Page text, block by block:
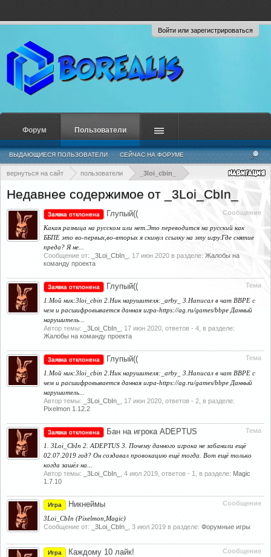
Войти или зарегистрироваться
вернуться на сайт пользователи _3loi_cbin_
Недавнее содержимое от _3Loi_CbIn_
Сообщение
Заявка отклонена Глупый((
Какая разница на русском или нет.Это переводится на русский как
ББПЕ это во-первых,во-вторых я скинул ссылку на эту игру.Где снятие
преда? Я не...
Сообщение от:
_3Loi_CbIn_ 17 июн 2020 в разделе:Жалобы на
команду проекта
Тема
Заявка отклонена Глупый((
1.Мой ник:3loi_cbin 2.Ник нарушителя:_arby_ 3.Написал в чат BBPE с
чем и расшифровывается данная игра-https://ag.ru/games/bbpe Данный
нарушитель...
Автор темы:
_3Loi_CbIn_ 17 июн 2020 , ответов - 4, в разделе:
Жалобы на команду проекта
Тема
Заявка отклонена Глупый((
1.Мой ник:3loi_cbin 2.Ник нарушителя:_arby_ 3.Написал в чат BBPE с
чем и расшифровывается данная игра-https://ag.ru/games/bbpe Данный
нарушитель...
Автор темы:
_3Loi_CbIn_ 17 июн 2020 , ответов - 2, в разделе:
Pixelmon 1.12.2
Тема
Заявка отклонена Бан на игрока ADEPTUS
1. 3Loi_CbIn 2. ADEPTUS 3. Почему данного игрока не забанили ещё
02.07.2019 год? Он создавал провокацию ещё тогда. Вот ещё только
когда зашёл на...
Автор темы:
_3Loi_CbIn_ 4 июл 2019 , ответов - 1, в разделе: Magic
1.7.10
Сообщение
Игра Никнеймы
3Loi_CbIn (Pixelmon,Magic)
Сообщение от:
_3Loi_CbIn_ 3 июл 2019 в разделе: Форумные игры
Сообщение
Игра Каждому 10 лайк!
Форум Пользователи
ВЫДАЮЩИЕСЯ ПОЛЬЗОВАТЕЛИ СЕЙЧАС НА ФОРУМЕ
НЕДАВНЯЯ АКТИВНОСТЬ НОВЫЕ СООБЩЕНИЯ ПРОФИЛЯ